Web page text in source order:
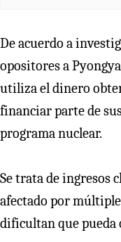
De acuerdo a
opositores a
utiliza el dinero
financiar parte de
programa nuclear.
Se trata de ingresos
afectado por
dificultan que pueda